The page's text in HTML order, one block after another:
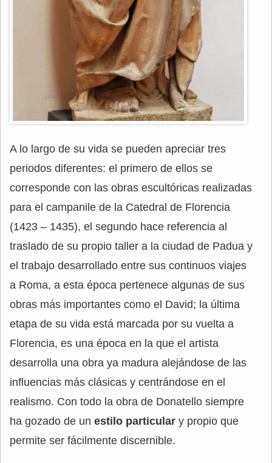
A lo largo de su vida se pueden apreciar tres
periodos diferentes: el primero de ellos se
corresponde con las obras escultóricas realizadas
para el campanile de la Catedral de Florencia
(1423 – 1435), el segundo hace referencia al
traslado de su propio taller a la ciudad de Padua y
el trabajo desarrollado entre sus continuos viajes
a Roma, a esta época pertenece algunas de sus
obras más importantes como el David; la última
etapa de su vida está marcada por su vuelta a
Florencia, es una época en la que el artista
desarrolla una obra ya madura alejándose de las
influencias más clásicas y centrándose en el
realismo. Con todo la obra de Donatello siempre
ha gozado de un estilo particular y propio que
permite ser fácilmente discernible.